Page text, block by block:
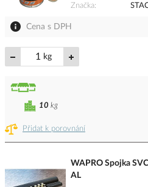
Značka
Cena s DPH
kg
Přidat k porovnání
10 kg
WAPRO Spojka
AL